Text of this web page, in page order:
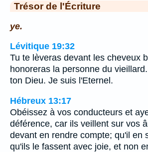
Trésor de l'Écriture
ye.
Lévitique 19:32
Tu te lèveras devant les cheveux
honoreras la personne du
ton Dieu. Je suis l'Eternel.
Hébreux 13:17
Obéissez à vos conducteurs et
déférence, car ils veillent sur vos
devant en rendre compte; qu'il en
qu'ils le fassent avec joie, et non